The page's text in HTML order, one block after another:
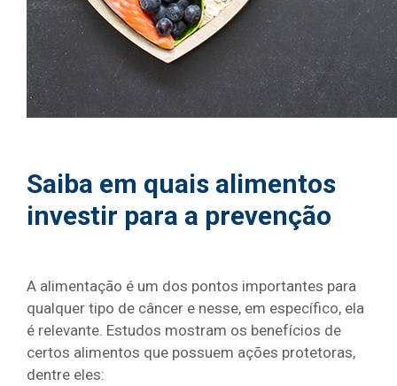
Saiba em quais alimentos
investir para a prevenção
A alimentação é um dos pontos importantes para
qualquer tipo de câncer e nesse, em específico, ela
é relevante. Estudos mostram os benefícios de
certos alimentos que possuem ações protetoras,
dentre eles: